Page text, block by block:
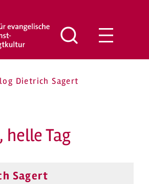
Dietrich Sagert
helle Tag
Sagert